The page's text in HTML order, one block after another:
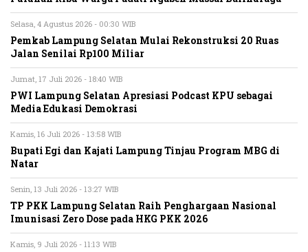
Selasa, 4 Agustus 2026 - 00:30 WIB
Pemkab Lampung Selatan Mulai Rekonstruksi 20 Ruas
Jalan Senilai Rp100 Miliar
Jumat, 17 Juli 2026 - 18:40 WIB
PWI Lampung Selatan Apresiasi Podcast KPU sebagai
Media Edukasi Demokrasi
Kamis, 16 Juli 2026 - 13:58 WIB
Bupati Egi dan Kajati Lampung Tinjau Program MBG di
Natar
Senin, 13 Juli 2026 - 13:27 WIB
TP PKK Lampung Selatan Raih Penghargaan Nasional
Imunisasi Zero Dose pada HKG PKK 2026
Kamis, 9 Juli 2026 - 11:13 WIB